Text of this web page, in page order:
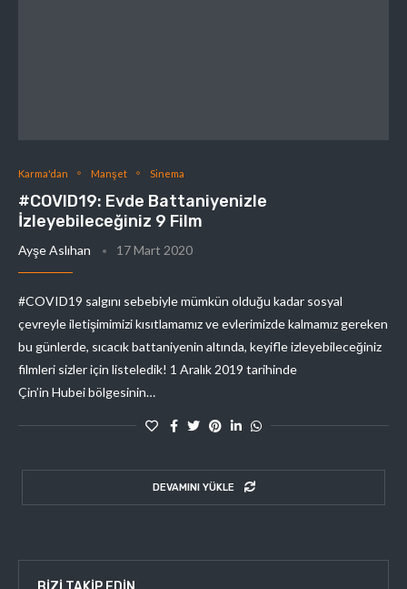
Karma'dan Manşet Sinema
#COVID19: Evde Battaniyenizle
İzleyebileceğiniz 9 Film
Ayşe Aslıhan 17 Mart 2020
#COVID19 salgını sebebiyle mümkün olduğu kadar sosyal
çevreyle iletişimimizi kısıtlamamız ve evlerimizde kalmamız gereken
bu günlerde, sıcacık battaniyenin altında, keyifle izleyebileceğiniz
filmleri sizler için listeledik! 1 Aralık 2019 tarihinde
Çin’in Hubei bölgesinin…
DEVAMINI YÜKLE